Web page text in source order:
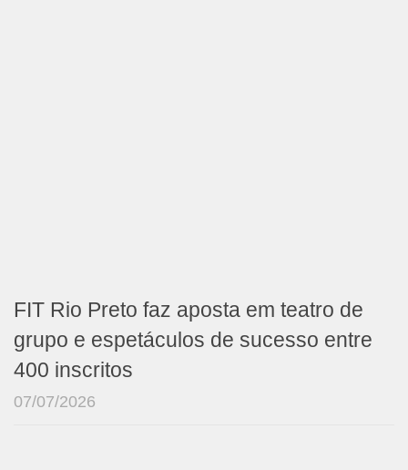
FIT Rio Preto faz aposta em teatro de
grupo e espetáculos de sucesso entre
400 inscritos
07/07/2026